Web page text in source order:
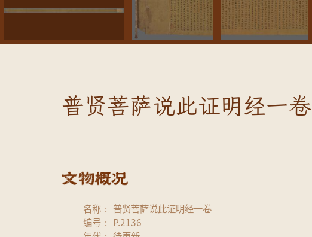
普贤菩萨说此证明经一卷
名称
普贤菩萨说此证明经一卷
编号
P.2136